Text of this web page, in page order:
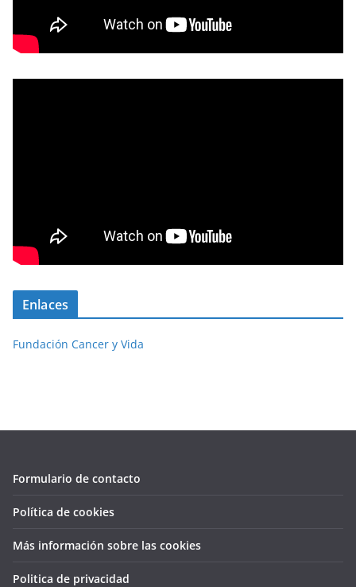
Enlaces
Fundación Cancer y Vida
Formulario de contacto
Política de cookies
Más información sobre las cookies
Politica de privacidad